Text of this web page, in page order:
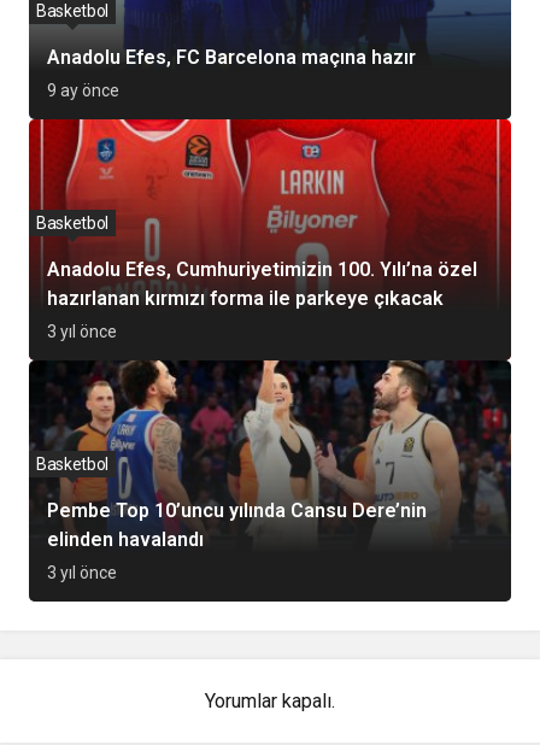
Anadolu Efes, FC Barcelona maçına hazır
Basketbol
9 ay önce
Anadolu Efes, Cumhuriyetimizin 100. Yılı’na özel
hazırlanan kırmızı forma ile parkeye çıkacak
Basketbol
3 yıl önce
Pembe Top 10’uncu yılında Cansu Dere’nin
elinden havalandı
Basketbol
3 yıl önce
Yorumlar kapalı.